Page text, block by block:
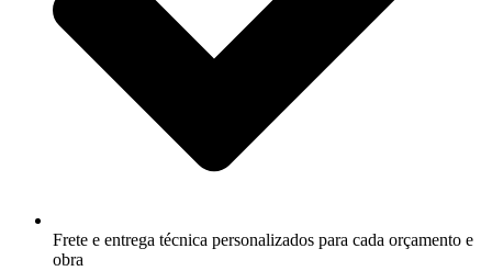
Frete e entrega técnica personalizados para cada orçamento e
obra